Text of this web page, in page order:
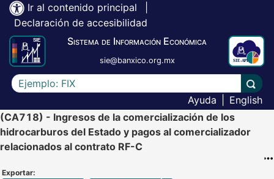
Ir al contenido principal
Declaración de accesibilidad
Sistema de Información Económica
sie@banxico.org.mx
Escriba el texto a buscar
Ayuda
English
(CA718) - Ingresos de la comercialización de los
hidrocarburos del Estado y pagos al comercializador
relacionados al contrato RF-C
Exportar: